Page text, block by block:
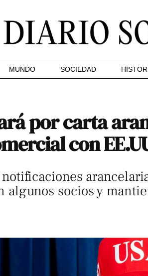
MUNDO SOCIEDAD
por carta
con
algunos socios y